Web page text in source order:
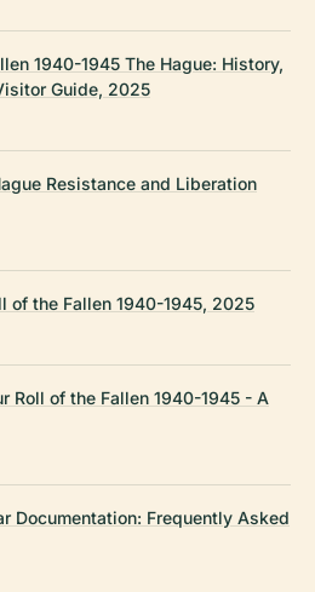
1940-1945 The Hague: History,
Guide, 2025
Resistance and Liberation
of the Fallen 1940-1945, 2025
Roll of the Fallen 1940-1945 - A
Documentation: Frequently Asked